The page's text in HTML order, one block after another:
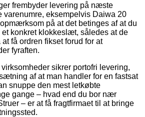
frembyder levering på næste
varenumre, eksempelvis Daiwa 20
på at det betinges af at du
konkret klokkeslæt, således at de
få ordren fikset forud for at
fyraften.
sikrer portofri levering,
af at man handler for en fastsat
snuppe den mest letkøbte
gange – hvad end du bor nær
– er at få fragtfirmaet til at bringe